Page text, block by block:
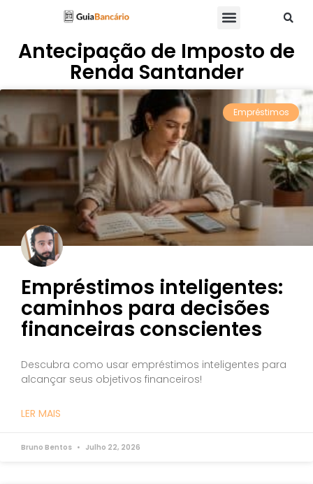
Antecipação de Imposto de
Renda Santander
Empréstimos
Empréstimos inteligentes:
caminhos para decisões
financeiras conscientes
Descubra como usar empréstimos inteligentes para
alcançar seus objetivos financeiros!
LER MAIS
Bruno Bentos Julho 22, 2026